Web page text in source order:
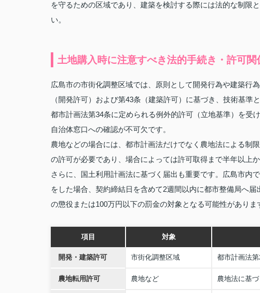
を守るための区域であり、建築を検討する際には法的な制限
い。
土地購入時に注意すべき法的手続き・許可関
広島市の市街化調整区域では、原則として開発行為や建築行
（開発許可）および第43条（建築許可）に基づき、技術基
都市計画法第34条に定められる例外的許可（立地基準）を受
自治体窓口への確認が不可欠です。
農地などの場合には、都市計画法だけでなく農地法による制
の許可が必要であり、場合によっては許可取得まで半年以上か
さらに、国土利用計画法に基づく届出も重要です。広島市内
をした場合、契約締結日を含めて2週間以内に都市整備局へ
の懲役または100万円以下の罰金の対象となる可能性がありま
項目 対象
開発・建築許可 市街化調整区域 都市計画法
農地転用許可 農地など 農地法に基